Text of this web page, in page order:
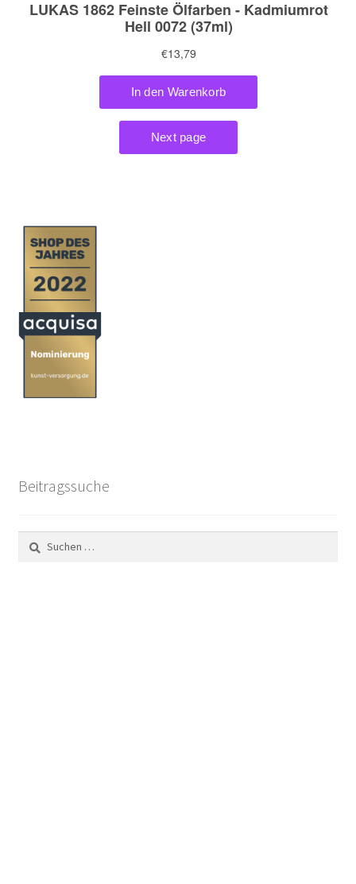
Beitragssuche
nach: